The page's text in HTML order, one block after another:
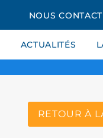
NOUS
ACTUALITÉS
RETOUR À